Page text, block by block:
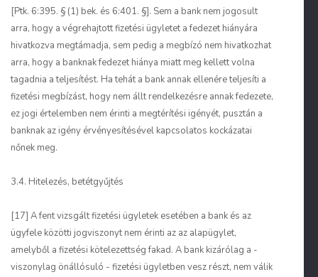
[Ptk. 6:395. § (1) bek. és 6:401. §]. Sem a bank nem jogosult
arra, hogy a végrehajtott fizetési ügyletet a fedezet hiányára
hivatkozva megtámadja, sem pedig a megbízó nem hivatkozhat
arra, hogy a banknak fedezet hiánya miatt meg kellett volna
tagadnia a teljesítést. Ha tehát a bank annak ellenére teljesíti a
fizetési megbízást, hogy nem állt rendelkezésre annak fedezete,
ez jogi értelemben nem érinti a megtérítési igényét, pusztán a
banknak az igény érvényesítésével kapcsolatos kockázatai
nőnek meg.
3.4. Hitelezés, betétgyűjtés
[17] A fent vizsgált fizetési ügyletek esetében a bank és az
ügyfele közötti jogviszonyt nem érinti az az alapügylet,
amelyből a fizetési kötelezettség fakad. A bank kizárólag a -
viszonylag önállósuló - fizetési ügyletben vesz részt, nem válik